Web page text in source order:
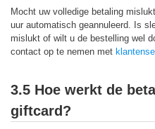
Mocht uw volledige betaling
uur automatisch geannuleerd. Is
mislukt of wilt u de bestelling wel
contact op te nemen met
3.5 Hoe werkt de
giftcard?